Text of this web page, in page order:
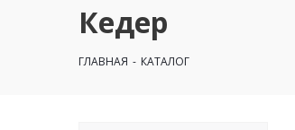
Кедер
ГЛАВНАЯ - КАТАЛОГ